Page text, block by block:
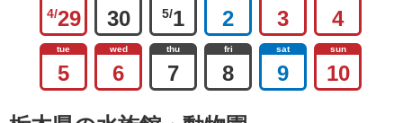
4/29 30 5/1 2 3 4
tue
5
wed
6
thu
7
fri
8
sat
9
sun
10